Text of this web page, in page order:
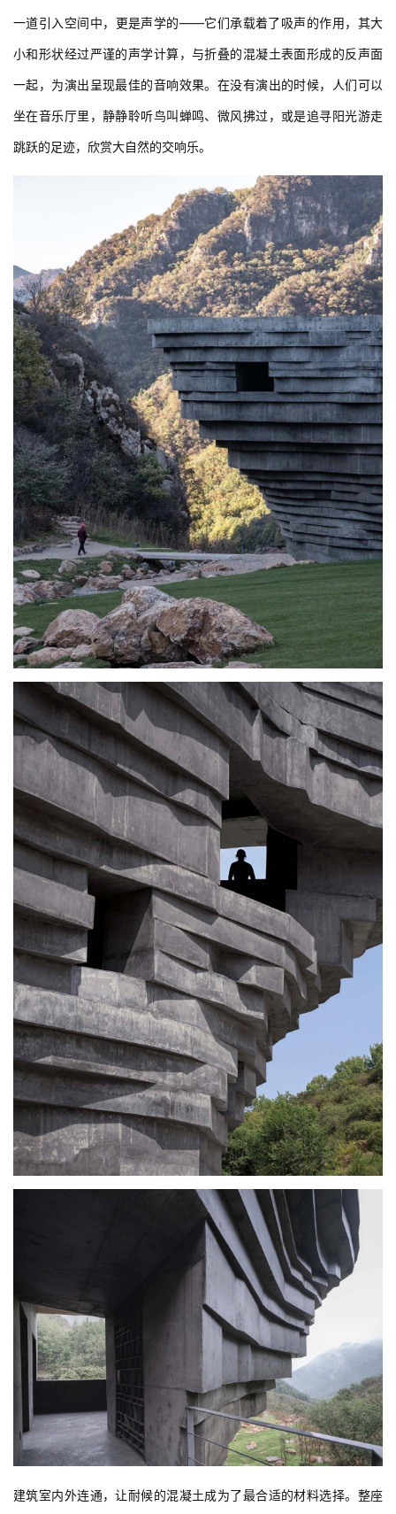
一道引入空间中，更是声学的——它们承载着了吸声的作用，其大
小和形状经过严谨的声学计算，与折叠的混凝土表面形成的反声面
一起，为演出呈现最佳的音响效果。在没有演出的时候，人们可以
坐在音乐厅里，静静聆听鸟叫蝉鸣、微风拂过，或是追寻阳光游走
跳跃的足迹，欣赏大自然的交响乐。
建筑室内外连通，让耐候的混凝土成为了最合适的材料选择。整座